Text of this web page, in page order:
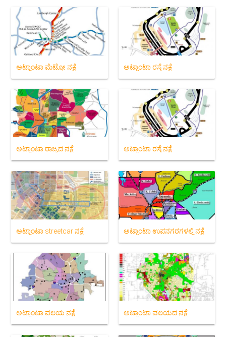
ಅಟ್ಲಾಂಟಾ ಮೆಟ್ರೋ ನಕ್ಷೆ ಅಟ್ಲಾಂಟಾ ರಸ್ತೆ ನಕ್ಷೆ
ಅಟ್ಲಾಂಟಾ ರಾಜ್ಯದ ನಕ್ಷೆ ಅಟ್ಲಾಂಟಾ ರಸ್ತೆ ನಕ್ಷೆ
ಅಟ್ಲಾಂಟಾ streetcar ನಕ್ಷೆ ಅಟ್ಲಾಂಟಾ ಉಪನಗರಗಳಲ್ಲಿ ನಕ್ಷೆ
ಅಟ್ಲಾಂಟಾ ವಲಯ ನಕ್ಷೆ ಅಟ್ಲಾಂಟಾ ವಲಯದ ನಕ್ಷೆ